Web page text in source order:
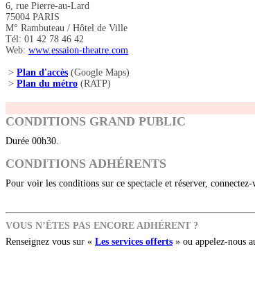
6, rue Pierre-au-Lard
75004 PARIS
M° Rambuteau / Hôtel de Ville
Tél: 01 42 78 46 42
Web: www.essaion-theatre.com
> Plan d'accès (Google Maps)
> Plan du métro (RATP)
CONDITIONS GRAND PUBLIC
Durée 00h30.
CONDITIONS ADHÉRENTS
Pour voir les conditions sur ce spectacle et réserver,
VOUS N’ÊTES PAS ENCORE ADHÉRENT ?
Renseignez vous sur « Les services offerts » ou appelez-nous